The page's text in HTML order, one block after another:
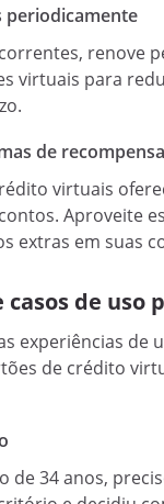
periodicamente
renove
virtuais para
de
virtuais
Aproveite
extras em suas
de uso
experiências de
de crédito
de 34 anos,